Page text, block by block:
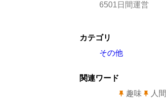
6501日間運営
カテゴリ
その他
関連ワード
趣味
人間